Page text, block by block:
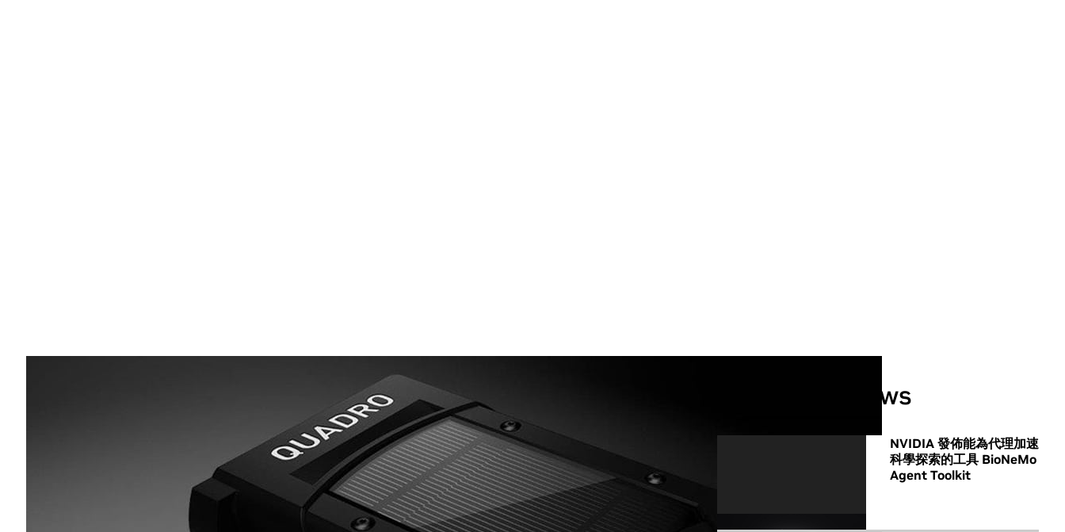
我們將在本週舉行、全球規模最大的電腦繪圖界盛會 SIGGRAPH 大會，對藝術家、設計師及動畫師展示
全新 Quadro Pascal 平台的驚人實力。
我們將發表最強大的工作站 GPU 和軟體功能，讓藝術家及設計師們能加快工作進度，盡情發揮無窮創
意。NVIDIA 在 SIGGRAPH 大會將展出以下新品：
All NVIDIA News
NVIDIA 發佈能為代理加速
科學探索的工具 BioNeMo
Agent Toolkit